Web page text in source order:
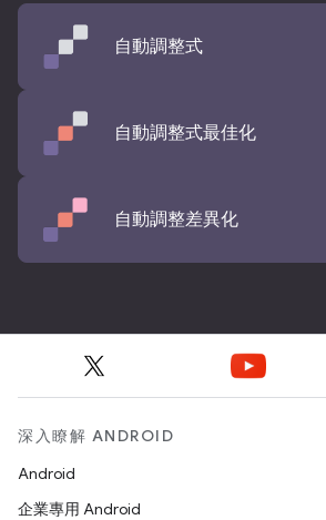
自動調整式
自動調整式最佳化
自動調整差異化
深入瞭解 ANDROID
Android
企業專用 Android